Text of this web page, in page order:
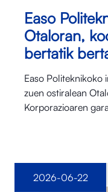
Easo
Otaloran,
bertatik
Easo Politeknikoko
zuen ostiralean
Korporazioaren
2026-06-22